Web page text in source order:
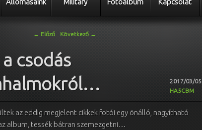
Állomásaink Military Fotóalbum Kapcsolat
← Előző Következő →
csodás
2017/03/05
HA5CBM
az eddig megjelent cikkek fotói egy önálló, nagyítható
album, tessék bátran szemezgetni…